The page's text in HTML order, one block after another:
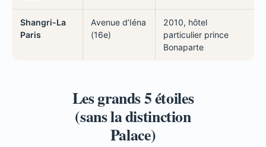
Shangri-La
Paris
Avenue d’Iéna
(16e)
2010, hôtel
particulier prince
Bonaparte
Les grands 5 étoiles
(sans la distinction
Palace)